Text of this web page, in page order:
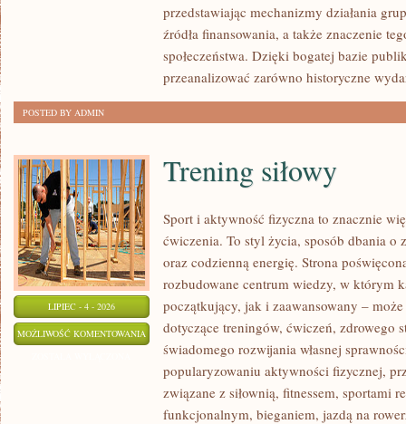
przedstawiając mechanizmy działania
źródła finansowania, a także znaczenie
społeczeństwa. Dzięki bogatej bazie
przeanalizować zarówno historyczne
POSTED BY ADMIN
LIPIEC - 4 - 2026
MOŻLIWOŚĆ KOMENTOWANIA TRENING
SIŁOWY
Trening siłowy
Sport i aktywność fizyczna to znacznie
ćwiczenia. To styl życia, sposób dbania o
oraz codzienną energię. Strona
rozbudowane centrum wiedzy, w którym
początkujący, jak i zaawansowany –
dotyczące treningów, ćwiczeń, zdrowego
świadomego rozwijania własnej
popularyzowaniu aktywności fizycznej,
związane z siłownią, fitnessem, sportami
funkcjonalnym, bieganiem, jazdą na